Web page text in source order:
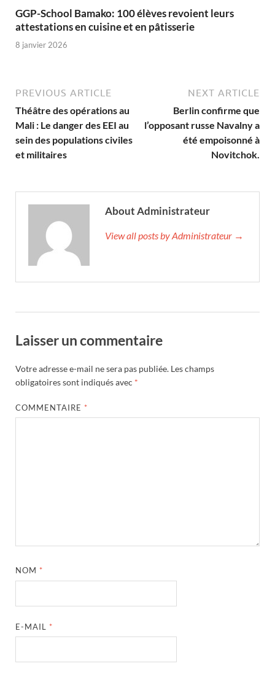
GGP-School Bamako: 100 élèves revoient leurs
attestations en cuisine et en pâtisserie
8 janvier 2026
PREVIOUS ARTICLE
Théâtre des opérations au
Mali : Le danger des EEI au
sein des populations civiles
et militaires
NEXT ARTICLE
Berlin confirme que
l’opposant russe Navalny a
été empoisonné à
Novitchok.
About Administrateur
View all posts by Administrateur →
Laisser un commentaire
Votre adresse e-mail ne sera pas publiée. Les champs
obligatoires sont indiqués avec *
COMMENTAIRE *
NOM *
E-MAIL *